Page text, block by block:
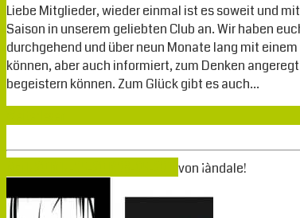
Liebe Mitglieder, wieder einmal ist es soweit und
Saison in unserem geliebten Club an. Wir haben
durchgehend und über neun Monate lang mit
können, aber auch informiert, zum Denken
begeistern können. Zum Glück gibt es auch…
von ¡àndale!